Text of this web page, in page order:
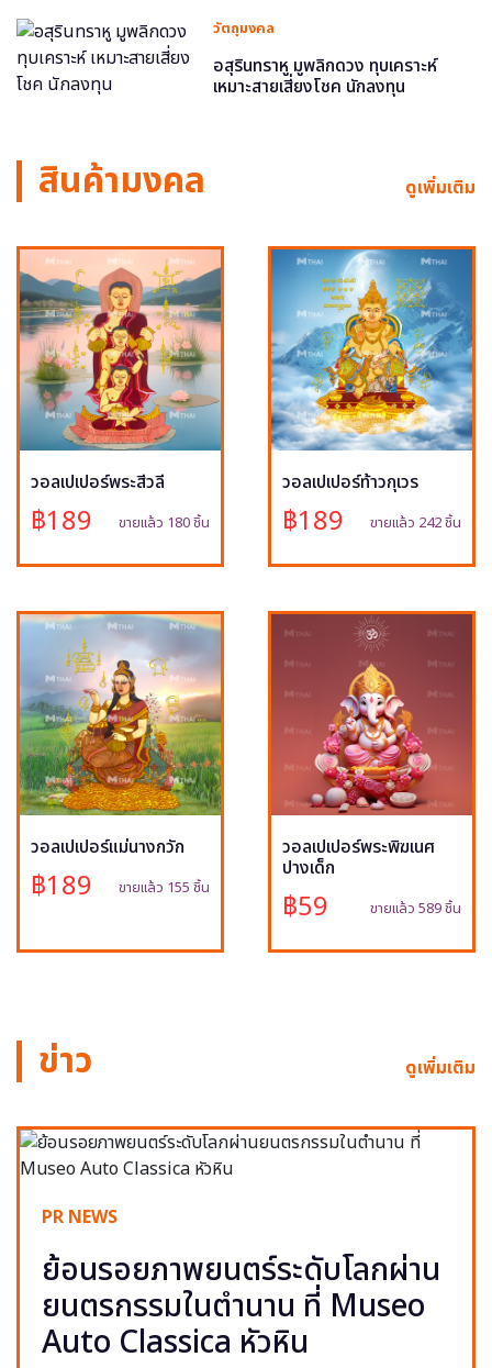
วัตถุมงคล
อสุรินทราหู มูพลิกดวง ทุบเคราะห์
เหมาะสายเสี่ยงโชค นักลงทุน
สินค้ามงคล ดูเพิ่มเติม
วอลเปเปอร์พระสีวลี
฿189 ขายแล้ว 180 ชิ้น
วอลเปเปอร์ท้าวกุเวร
฿189 ขายแล้ว 242 ชิ้น
วอลเปเปอร์แม่นางกวัก
฿189 ขายแล้ว 155 ชิ้น
วอลเปเปอร์พระพิฆเนศ
ปางเด็ก
฿59 ขายแล้ว 589 ชิ้น
ข่าว ดูเพิ่มเติม
PR NEWS
ย้อนรอยภาพยนตร์ระดับโลกผ่าน
ยนตรกรรมในตำนาน ที่ Museo
Auto Classica หัวหิน